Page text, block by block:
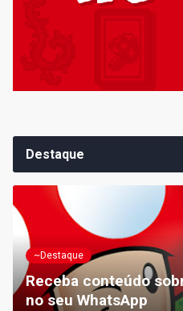
Destaque
~Destaque
Receba conteúdo
no seu WhatsApp